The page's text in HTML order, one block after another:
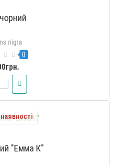
nigra
0
"Емма К"